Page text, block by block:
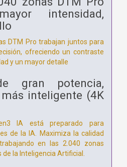
intensidad,
DTM Pro trabajan juntos para
ofreciendo un contraste
y un mayor detalle
gran potencia,
inteligente (4K
IA está preparado para
de la IA. Maximiza la calidad
en las 2.040 zonas
la Inteligencia Artificial.